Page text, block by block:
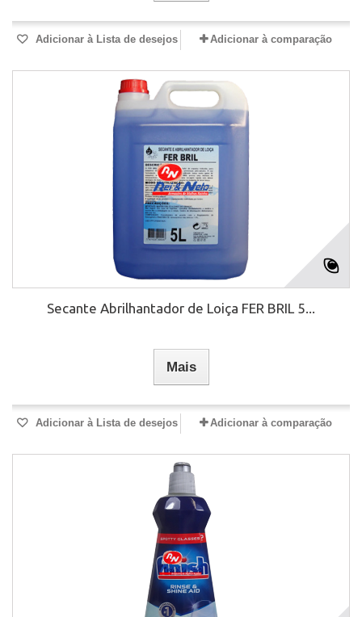
Adicionar à Lista de desejos Adicionar à comparação
Secante Abrilhantador de Loiça FER BRIL 5...
Mais
Adicionar à Lista de desejos Adicionar à comparação